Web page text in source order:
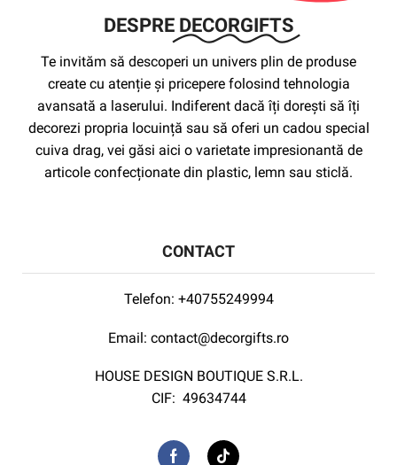
DESPRE DECORGIFTS
Te invităm să descoperi un univers plin de produse
create cu atenție și pricepere folosind tehnologia
avansată a laserului. Indiferent dacă îți dorești să îți
decorezi propria locuință sau să oferi un cadou special
cuiva drag, vei găsi aici o varietate impresionantă de
articole confecționate din plastic, lemn sau sticlă.
CONTACT
Telefon: +40755249994
Email: contact@decorgifts.ro
HOUSE DESIGN BOUTIQUE S.R.L.
CIF: 49634744